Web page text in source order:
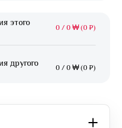
этого
0 / 0 ₩ (0 ₽)
другого
0 / 0 ₩ (0 ₽)